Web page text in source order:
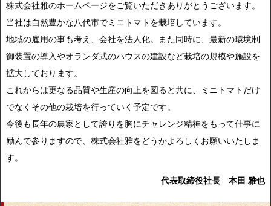
株式会社雅のホームページをご覧いただきありがとうございます。
当社は自然豊かな八代市でミニトマトを栽培しています。
地域の雇用の事も考え、会社を法人化。また同時に、最新の環境制
御装置の導入やオランダ式のハウスの建設など栽培の規模や施設を
拡大しております。
これからは更なる品質や生産の向上を図ると共に、ミニトマトだけ
でなくその他の栽培を行っていく予定です。
今後も長年の農家として誇りを胸にチャレンジ精神をもって仕事に
励んで参りますので、株式会社雅をどうかよろしくお願いいたしま
す。
代表取締役社長 本田 雅也